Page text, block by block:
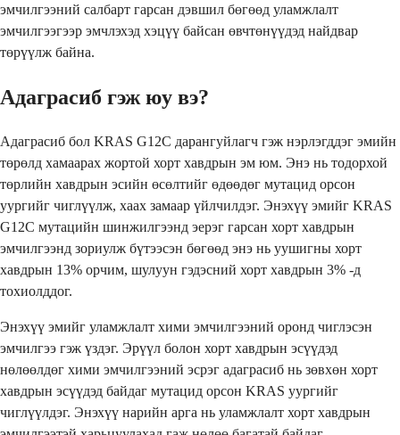
эмчилгээний салбарт гарсан дэвшил бөгөөд уламжлалт
эмчилгээгээр эмчлэхэд хэцүү байсан өвчтөнүүдэд найдвар
төрүүлж байна.
Адаграсиб гэж юу вэ?
Адаграсиб бол KRAS G12C дарангуйлагч гэж нэрлэгддэг эмийн
төрөлд хамаарах жортой хорт хавдрын эм юм. Энэ нь тодорхой
төрлийн хавдрын эсийн өсөлтийг өдөөдөг мутацид орсон
уургийг чиглүүлж, хаах замаар үйлчилдэг. Энэхүү эмийг KRAS
G12C мутацийн шинжилгээнд эерэг гарсан хорт хавдрын
эмчилгээнд зориулж бүтээсэн бөгөөд энэ нь уушигны хорт
хавдрын 13% орчим, шулуун гэдэсний хорт хавдрын 3% -д
тохиолддог.
Энэхүү эмийг уламжлалт хими эмчилгээний оронд чиглэсэн
эмчилгээ гэж үздэг. Эрүүл болон хорт хавдрын эсүүдэд
нөлөөлдөг хими эмчилгээний эсрэг адаграсиб нь зөвхөн хорт
хавдрын эсүүдэд байдаг мутацид орсон KRAS уургийг
чиглүүлдэг. Энэхүү нарийн арга нь уламжлалт хорт хавдрын